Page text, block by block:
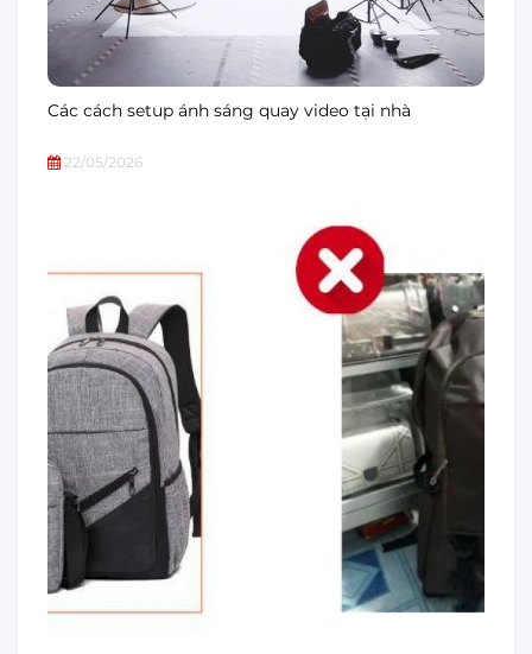
Các cách setup ánh sáng quay video tại nhà
22/05/2026